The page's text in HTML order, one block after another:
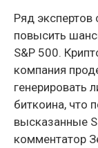
Ряд
повысить
S&P 500.
компания
генерировать
биткоина, что
высказанные
комментатор